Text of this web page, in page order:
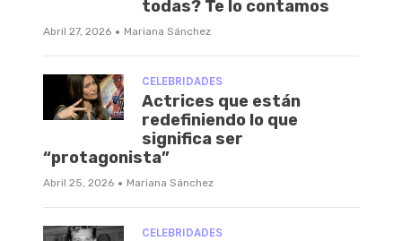
todas? Te lo contamos
Abril 27, 2026 · Mariana Sánchez
CELEBRIDADES
Actrices que están
redefiniendo lo que
significa ser
“protagonista”
Abril 25, 2026 · Mariana Sánchez
CELEBRIDADES